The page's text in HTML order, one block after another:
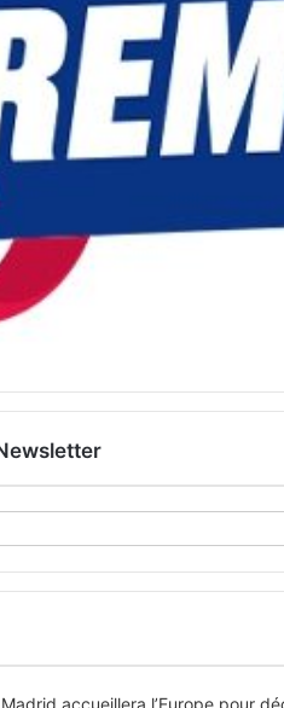
accueillera l’Europe pour